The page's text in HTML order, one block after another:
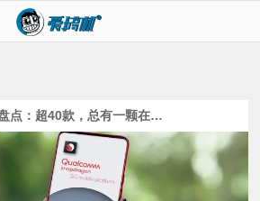
2021年手机SoC芯片盘点：超40款，总有一颗在你身边